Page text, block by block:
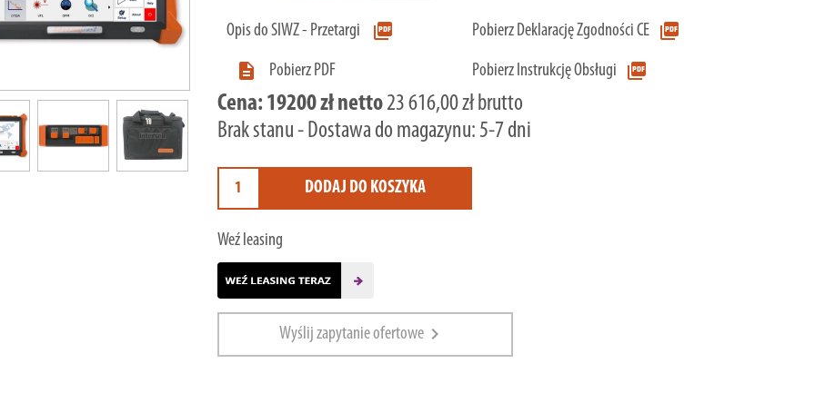
Opis do SIWZ - Przetargi picture_as_pdf Pobierz Deklarację Zgodności CE
picture_as_pdf

Pobierz PDF Pobierz Instrukcję Obsługi picture_as_pdf
Cena: 19200 zł netto23 616,00 zł brutto
Brak stanu - Dostawa do magazynu: 5-7 dni
DODAJ DO KOSZYKA
Weź leasing
Wyślij zapytanie ofertowe chevron_right